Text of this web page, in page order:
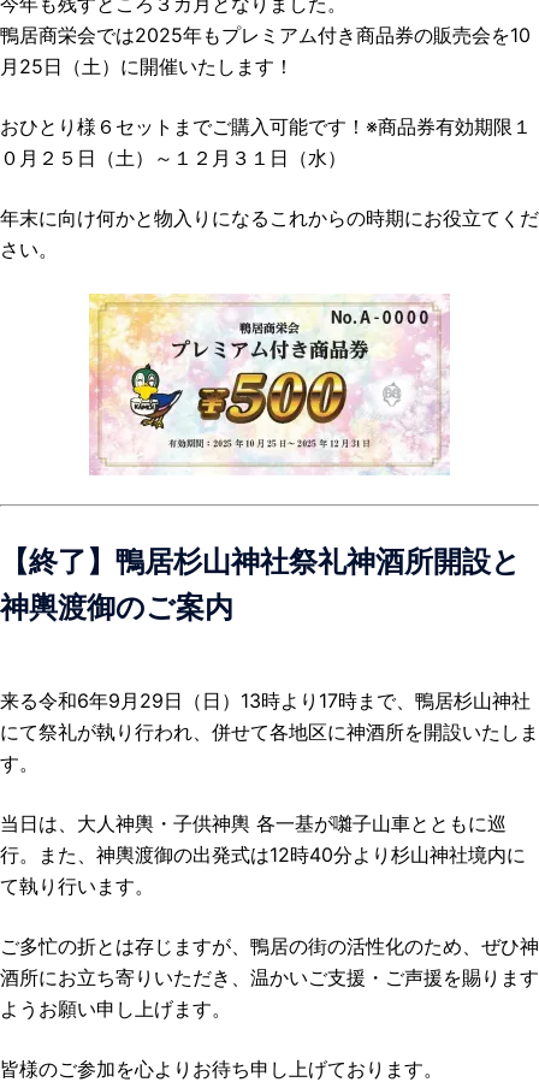
鴨居商栄会では2025年もプレミアム付き商品券の販売会を10
月25日（土）に開催いたします！
おひとり様６セットまでご購入可能です！※商品券有効期限１
０月２５日（土）～１２月３１日（水）
年末に向け何かと物入りになるこれからの時期にお役立てくだ
さい。
【終了】鴨居杉山神社祭礼神酒所開設と
神輿渡御のご案内
来る令和6年9月29日（日）13時より17時まで、鴨居杉山神社
にて祭礼が執り行われ、併せて各地区に神酒所を開設いたしま
す。
当日は、大人神輿・子供神輿 各一基が囃子山車とともに巡
行。また、神輿渡御の出発式は12時40分より杉山神社境内に
て執り行います。
ご多忙の折とは存じますが、鴨居の街の活性化のため、ぜひ神
酒所にお立ち寄りいただき、温かいご支援・ご声援を賜ります
ようお願い申し上げます。
皆様のご参加を心よりお待ち申し上げております。